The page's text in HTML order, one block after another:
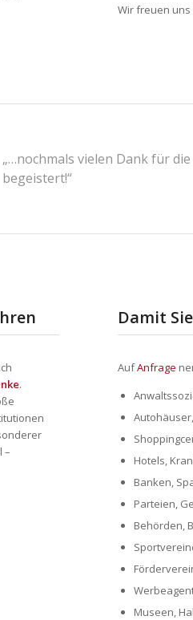
Wir freuen
„…nochmals vielen Dank für
begeistert!“
.
–
Damit
AufAnfrage
Hotels,
Banken,
Parteien,
Behörden,
Museen,